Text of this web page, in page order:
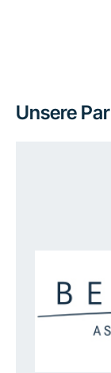
Unsere